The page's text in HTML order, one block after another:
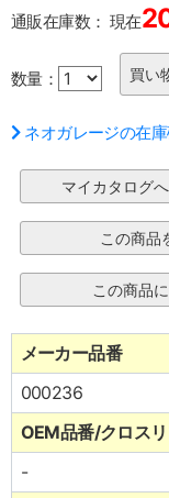
通販在庫数： 現在
数量：
ネオガレージの在
メーカー品番
000236
OEM品番/クロス
-